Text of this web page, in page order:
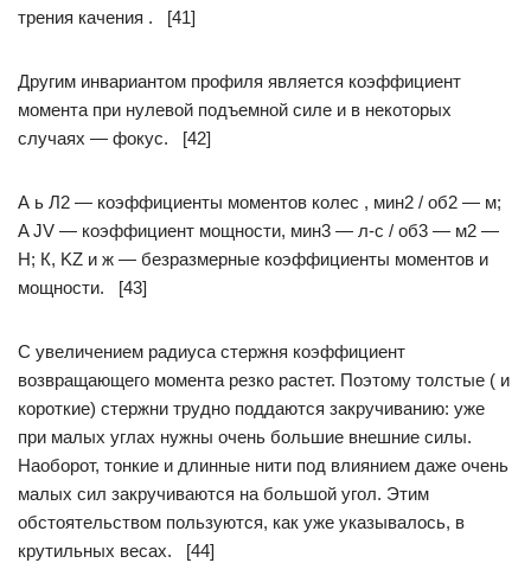
трения качения . [41]
Другим инвариантом профиля является коэффициент
момента при нулевой подъемной силе и в некоторых
случаях — фокус. [42]
А ь Л2 — коэффициенты моментов колес , мин2 / об2 — м;
A JV — коэффициент мощности, мин3 — л-с / об3 — м2 —
Н; К, KZ и ж — безразмерные коэффициенты моментов и
мощности. [43]
С увеличением радиуса стержня коэффициент
возвращающего момента резко растет. Поэтому толстые ( и
короткие) стержни трудно поддаются закручиванию: уже
при малых углах нужны очень большие внешние силы.
Наоборот, тонкие и длинные нити под влиянием даже очень
малых сил закручиваются на большой угол. Этим
обстоятельством пользуются, как уже указывалось, в
крутильных весах. [44]